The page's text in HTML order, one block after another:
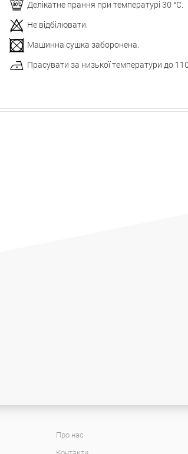
Делікатне прання при температурі 30 °С.
Не відбілювати.
Машинна сушка заборонена.
Прасувати за низької температури до
Про нас